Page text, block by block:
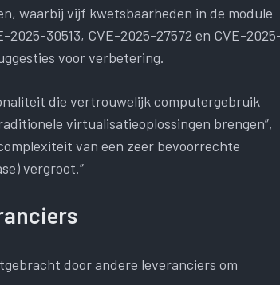
waarbij vijf kwetsbaarheden in de module
30513, CVE-2025-27572 en CVE-
voor verbetering.
die vertrouwelijk computergebruik
virtualisatieoplossingen brengen”,
van een zeer bevoorrechte
vergroot.”
door andere leveranciers om